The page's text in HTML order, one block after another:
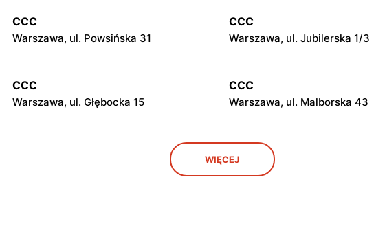
CCC
Warszawa, ul. Powsińska 31
CCC
Warszawa, ul. Jubilerska 1/3
CCC
Warszawa, ul. Głębocka 15
CCC
Warszawa, ul. Malborska 43
Warszawa, ul. Kazimierza Szpotańskiego
Łomianki, ul. Brukowa 25
WIĘCEJ